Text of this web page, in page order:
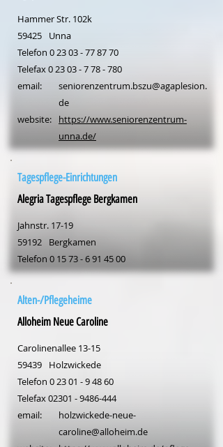
Hammer Str. 102k
59425
Unna
Telefon 0 23 03 - 77 87 70
Telefax0 23 03 - 7 78 - 780
email:
website:
seniorenzentrum.bszu@agaplesion.
de
https://www.seniorenzentrum-
unna.de/
Tagespflege-Einrichtungen
Alegria Tagespflege Bergkamen
Jahnstr. 17-19
59192
Bergkamen
Telefon 0 15 73 - 6 91 45 00
Alten-/Pflegeheime
Alloheim Neue Caroline
Carolinenallee 13-15
59439
Holzwickede
Telefon 0 23 01 - 9 48 60
Telefax02301 - 9486-444
email:
holzwickede-neue-
caroline@alloheim.de